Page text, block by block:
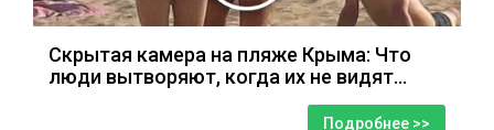
Скрытая камера на пляже Крыма: Что
люди вытворяют, когда их не видят...
Подробнее >>